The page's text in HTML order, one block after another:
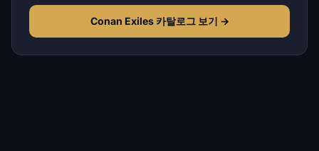
Conan Exiles 카탈로그 보기 →